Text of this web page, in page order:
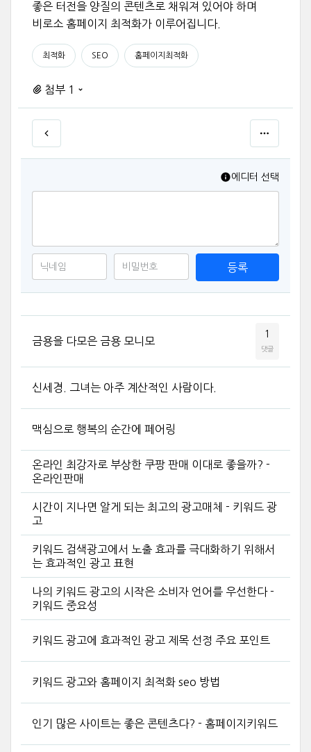
좋은 터전을 양질의 콘텐츠로 채워져 있어야 하며
비로소 홈페이지 최적화가 이루어집니다.
최적화 SEO 홈페이지최적화
첨부 1
에디터 선택
등록
금용을 다모은 금용 모니모
1
댓글
신세경. 그녀는 아주 계산적인 사람이다.
맥심으로 행복의 순간에 페어링
온라인 최강자로 부상한 쿠팡 판매 이대로 좋을까? -
온라인판매
시간이 지나면 알게 되는 최고의 광고매체 - 키워드 광
고
키워드 검색광고에서 노출 효과를 극대화하기 위해서
는 효과적인 광고 표현
나의 키워드 광고의 시작은 소비자 언어를 우선한다 -
키워드 중요성
키워드 광고에 효과적인 광고 제목 선정 주요 포인트
키워드 광고와 홈페이지 최적화 seo 방법
인기 많은 사이트는 좋은 콘텐츠다? - 홈페이지키워드